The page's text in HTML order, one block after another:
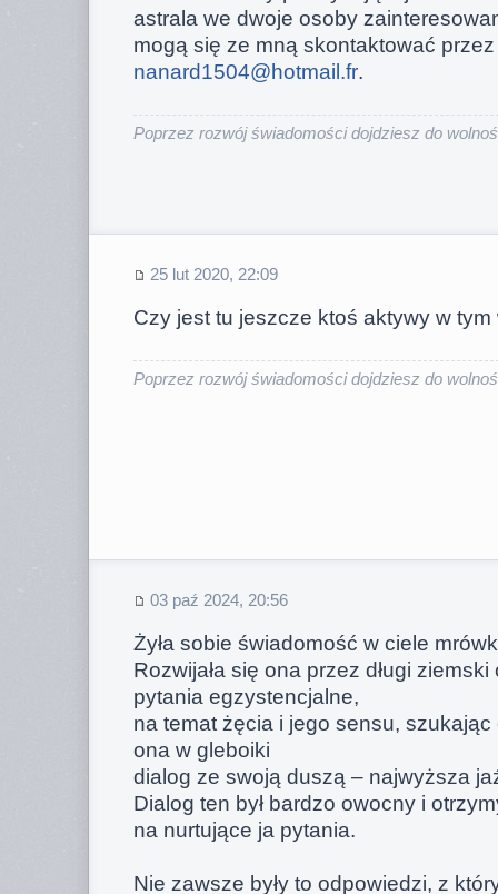
astrala we dwoje osoby
mogą się ze mną skontaktować
nanard1504@hotmail.fr.
Poprzez rozwój świadomości dojdziesz do
25 lut 2020, 22:09
Czy jest tu jeszcze ktoś aktywy w tym
Poprzez rozwój świadomości dojdziesz do
03 paź 2024, 20:56
Żyła sobie świadomość w ciele
Rozwijała się ona przez długi
pytania egzystencjalne,
na temat żęcia i jego sensu, szukając
ona w gleboiki
dialog ze swoją duszą – najwyższa
Dialog ten był bardzo owocny i
na nurtujące ja pytania.
Nie zawsze były to odpowiedzi, z